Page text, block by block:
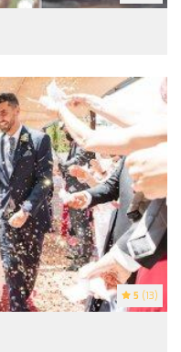
5 (13)